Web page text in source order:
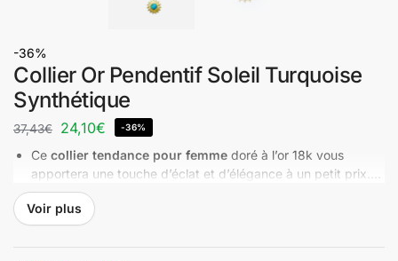
-36%
Collier Or Pendentif Soleil Turquoise
Synthétique
37,43€ 24,10€ -36%
Ce collier tendance pour femme doré à l’or 18k vous
apportera une touche d’éclat et d’élégance à un petit prix.
Bijou composé d’une chaîne portant un magnifique médaillon
pendentif en forme de soleil avec une turquoise en son
milieu .
Voir plus